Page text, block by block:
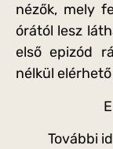
nézők, mely
órától lesz
első epizód
nélkül elérhető
További